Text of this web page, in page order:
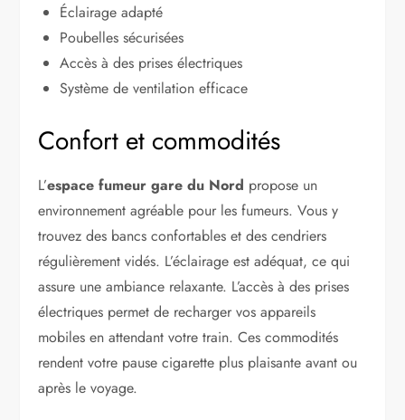
Éclairage adapté
Poubelles sécurisées
Accès à des prises électriques
Système de ventilation efficace
Confort et commodités
L’espace fumeur gare du Nord propose un
environnement agréable pour les fumeurs. Vous y
trouvez des bancs confortables et des cendriers
régulièrement vidés. L’éclairage est adéquat, ce qui
assure une ambiance relaxante. L’accès à des prises
électriques permet de recharger vos appareils
mobiles en attendant votre train. Ces commodités
rendent votre pause cigarette plus plaisante avant ou
après le voyage.